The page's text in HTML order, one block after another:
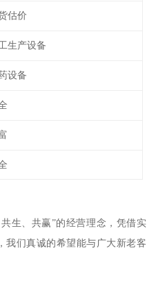
估价
生产设备
设备
生、共赢”的经营理念，凭借实
我们真诚的希望能与广大新老客